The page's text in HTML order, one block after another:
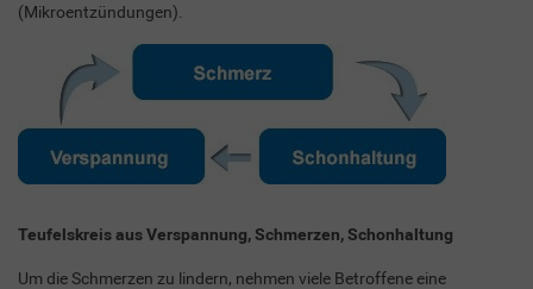
(Mikroentzündungen).
Teufelskreis aus Verspannung, Schmerzen, Schonhaltung
Um die Schmerzen zu lindern, nehmen viele Betroffene eine